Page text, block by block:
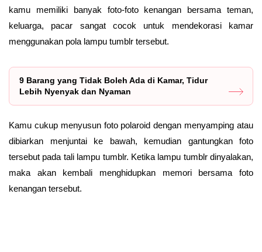
kamu memiliki banyak foto-foto kenangan bersama teman,
keluarga, pacar sangat cocok untuk mendekorasi kamar
menggunakan pola lampu tumblr tersebut.
9 Barang yang Tidak Boleh Ada di Kamar, Tidur
Lebih Nyenyak dan Nyaman
Kamu cukup menyusun foto polaroid dengan menyamping atau
dibiarkan menjuntai ke bawah, kemudian gantungkan foto
tersebut pada tali lampu tumblr. Ketika lampu tumblr dinyalakan,
maka akan kembali menghidupkan memori bersama foto
kenangan tersebut.